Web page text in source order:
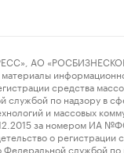
АО
средства
службой по надзору в
и массовых
за номером ИА
о регистрации
службой по